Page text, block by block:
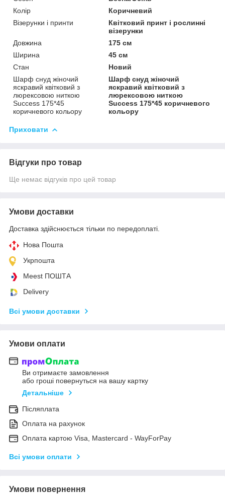
Колір
Коричневий
Візерунки і принти
Квітковий принт і рослинні
візерунки
Довжина
175 см
Ширина
45 см
Стан
Новий
Шарф снуд жіночий
яскравий квітковий з
люрексовою ниткою
Success 175*45
коричневого кольору
Шарф снуд жіночий
яскравий квітковий з
люрексовою ниткою
Success 175*45 коричневого
кольору
Приховати
Відгуки про товар
Ще немає відгуків про цей товар
Умови доставки
Доставка здійснюється тільки по передоплаті.
Нова Пошта
Укрпошта
Meest ПОШТА
Delivery
Всі умови доставки
Умови оплати
Ви отримаєте замовлення
або гроші повернуться на вашу картку
Детальніше
Післяплата
Оплата на рахунок
Оплата картою Visa, Mastercard - WayForPay
Всі умови оплати
Умови повернення